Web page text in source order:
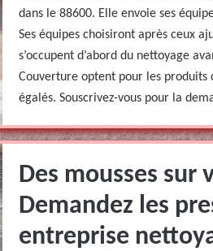
dans le 88600. Elle envoie ses
Ses équipes choisiront après ceux
s’occupent d’abord du nettoyage
Couverture optent pour les produits
égalés. Souscrivez-vous pour la
Des mousses sur
Demandez les
entreprise